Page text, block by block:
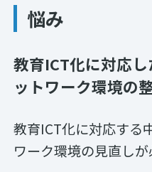
悩み
教育ICT化に対応
ットワーク環境の
教育ICT化に対応する
ワーク環境の見直しが